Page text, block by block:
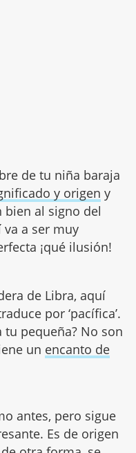
de tu niña baraja
y origen y
bien al signo del
va a ser muy
¡qué ilusión!
de Libra, aquí
por ‘pacífica’.
tu pequeña? No son
un encanto de
antes, pero sigue
Es de origen